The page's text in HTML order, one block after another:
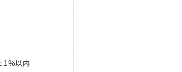
以内
引・商談に必要な範囲で利用することをご了承くだ
に関して"
す。
ださい。
ていない機種